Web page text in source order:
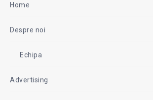
Home
Despre noi
Echipa
Advertising